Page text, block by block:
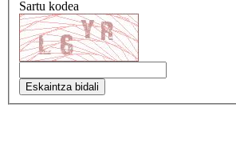
Sartu kodea